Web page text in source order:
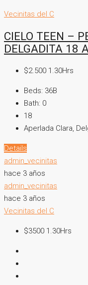
Vecinitas del C
CIELO TEEN –
DELGADITA 18
$2.500 1.30Hrs
Beds: 36B
Bath: 0
18
Aperlada Clara,
Details
admin_vecinitas
hace 3 años
admin_vecinitas
hace 3 años
Vecinitas del C
$3500 1.30Hrs